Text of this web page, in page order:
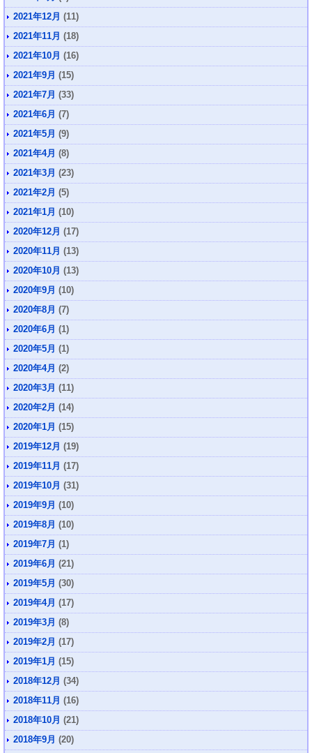
2021年12月 (11)
2021年11月 (18)
2021年10月 (16)
2021年9月 (15)
2021年7月 (33)
2021年6月 (7)
2021年5月 (9)
2021年4月 (8)
2021年3月 (23)
2021年2月 (5)
2021年1月 (10)
2020年12月 (17)
2020年11月 (13)
2020年10月 (13)
2020年9月 (10)
2020年8月 (7)
2020年6月 (1)
2020年5月 (1)
2020年4月 (2)
2020年3月 (11)
2020年2月 (14)
2020年1月 (15)
2019年12月 (19)
2019年11月 (17)
2019年10月 (31)
2019年9月 (10)
2019年8月 (10)
2019年7月 (1)
2019年6月 (21)
2019年5月 (30)
2019年4月 (17)
2019年3月 (8)
2019年2月 (17)
2019年1月 (15)
2018年12月 (34)
2018年11月 (16)
2018年10月 (21)
2018年9月 (20)